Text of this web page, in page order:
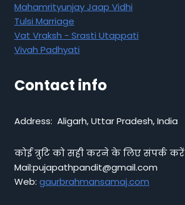
Mahamrityunjay Jaap Vidhi
Tulsi Marriage
Vat Vraksh - Srasti Utappati
Vivah Padhyati
Contact info
Address: Aligarh, Uttar Pradesh, India
कोई त्रुटि को सही करने के लिए संपर्क करें
Mail:pujapathpandit@gmail.com
Web: gaurbrahmansamaj.com